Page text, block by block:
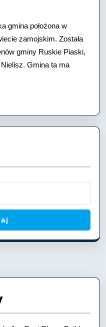
gmina położona w
zamojskim. Została
gminy Ruskie Piaski,
Gmina ta ma